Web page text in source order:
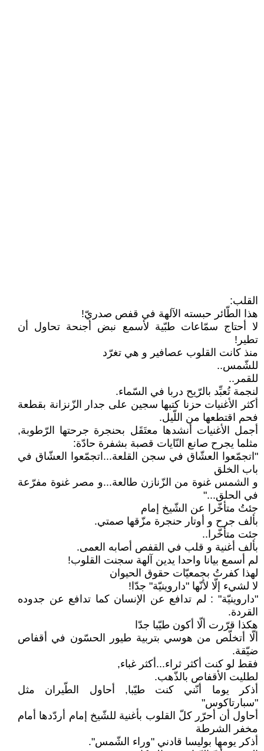
القلب:
هذا الطّائر حبسته الآلهة في قفص صدريّ!
لا أحتاج سمّاعات طبّية لأسمع نبض أجنحة تحاول أن
تطير!
منذ كانت القلوب عصافير و هي تغرّد
للشّمس..
للقمر..
لنجمة تُعبِّد بالرّيح دربا في السّماء.
أكثر الأغنيات حزنا كتبها سجين على جدار الزّنزانة بقطعة
فحم اقتطعها من اللّيل.
أجمل الأغنيات أنشدها معتَقَل بحنجرة جرحتها الرّطوبة,
مثلما يجرح صانع النّايات قصبة بشفرة حادّة:
"اتجمّعوا العشّاق في سجن القلعة...اتجمّعوا العشّاق في
باب الخلق
و الشمس غنوة من الزّنازن طالعة...و مصر غنوة مفرّعة
في الحلق..."
جئتُ متأخّرا عن الشّيخ إمام
بألف جرح و أوتار حنجرة مزّقها صمتي.
جئت متأخّرا..
بألف أغنية و قلب في القفص أصابه العمى.
لم أسمع بيانا واحدا يدين آلهة سجنت القلوب!
لهذا كفرتُ بجمعيّات حقوق الحيوان
لا لشيء إلّا لأنّها "داروينيّة" جدّا!
"داروينيّة" : لم تدافع عن الإنسان كما تدافع عن جدوده
القردة.
هكذا قرّرت ألّا أكون طيّبا جدّا
ألّا أتخلّص من هوسي بتربية طيور الحسّون في أقفاص
ضيّقة.
فقط لو كنت أكثر ثراء...أكثر غباء,
لطليت الأقفاص بالذّهب.
أذكر يوما أنّني كنت طيّبا, أحاول الطّيران مثل
"سبارتاكوس"
أحاول أن أحرّر كلّ القلوب بأغنية للشّيخ إمام أردّدها أمام
مخفر الشرطة
أذكر يومها بوليسا قادني "وراء الشّمس".